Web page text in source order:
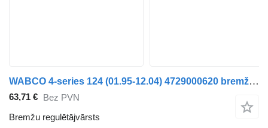
WABCO 4-series 124 (01.95-12.04) 4729000620 bremžu regulētājvārsts paredzēts Scania 4-series (1995-2006) vilcēja
63,71 € Bez PVN
Bremžu regulētājvārsts